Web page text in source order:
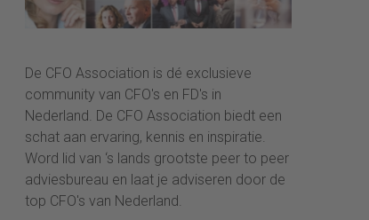
De CFO Association is dé exclusieve
community van CFO's en FD's in
Nederland. De CFO Association biedt een
schat aan ervaring, kennis en inspiratie.
Word lid van ‘s lands grootste peer to peer
adviesbureau en laat je adviseren door de
top CFO's van Nederland.